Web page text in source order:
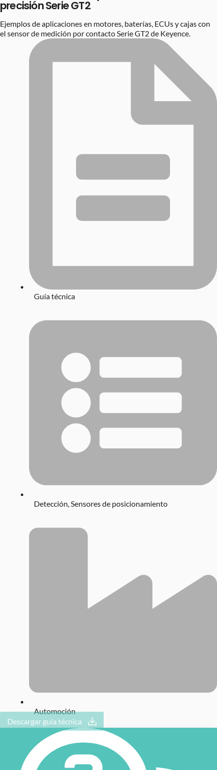
precisión Serie GT2
Ejemplos de aplicaciones en motores, baterías, ECUs y cajas con
el sensor de medición por contacto Serie GT2 de Keyence.
Guía técnica
Detección,Sensores de posicionamiento
Automoción
Descargar guía técnica